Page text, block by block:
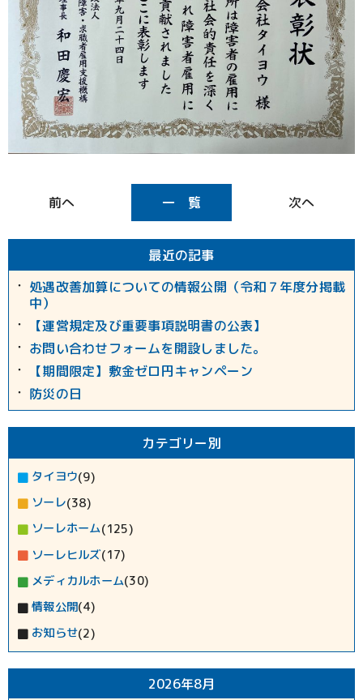
一 覧
最近の記事
処遇改善加算についての情報公開（令和７年度分掲載
中）
【運営規定及び重要事項説明書の公表】
お問い合わせフォームを開設しました。
【期間限定】敷金ゼロ円キャンペーン
防災の日
カテゴリー別
タイヨウ(9)
ソーレ(38)
ソーレホーム(125)
ソーレヒルズ(17)
メディカルホーム(30)
情報公開(4)
お知らせ(2)
2026年8月